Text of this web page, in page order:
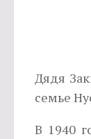
Дядя
семье
В 1940